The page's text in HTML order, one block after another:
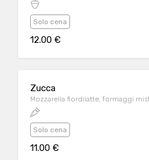
Solo cena
12.00 €
Zucca
Mozzarella fiordilatte, formaggi
Solo cena
11.00 €